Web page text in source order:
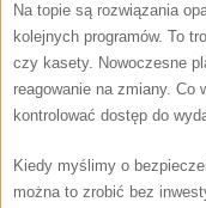
Na topie są rozwiązania
kolejnych programów. To
czy kasety. Nowoczesne
reagowanie na zmiany.
kontrolować dostęp do
Kiedy myślimy o
można to zrobić bez